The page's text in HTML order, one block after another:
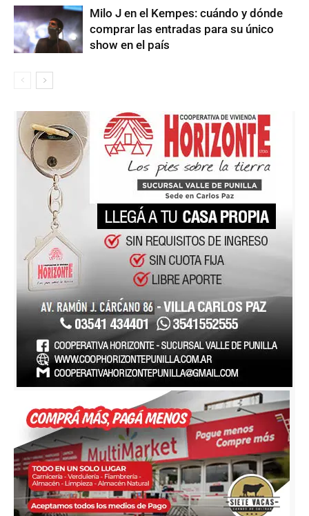
Milo J en el Kempes: cuándo y dónde
comprar las entradas para su único
show en el país